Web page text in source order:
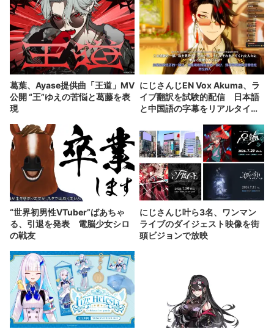
葛葉、Ayase提供曲「王道」MV
公開 “王”ゆえの苦悩と葛藤を表
現
にじさんじEN Vox Akuma、ラ
イブ翻訳を試験的配信 日本語
と中国語の字幕をリアルタイム
“世界初男性VTuber”ばあちゃ
る、引退を発表 電脳少女シロ
の戦友
にじさんじ叶ら3名、ワンマン
ライブのダイジェスト映像を街
頭ビジョンで放映